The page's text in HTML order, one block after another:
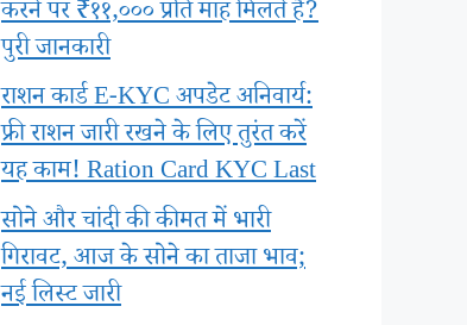
करने पर ₹११,००० प्रति माह मिलते हैं?
पुरी जानकारी
राशन कार्ड E-KYC अपडेट अनिवार्य:
फ्री राशन जारी रखने के लिए तुरंत करें
यह काम! Ration Card KYC Last
सोने और चांदी की कीमत में भारी
गिरावट, आज के सोने का ताजा भाव;
नई लिस्ट जारी